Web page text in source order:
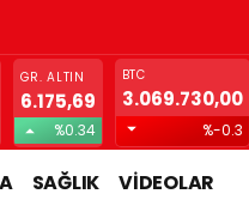
kaybına yol açıyor
GR. ALTIN
6.175,69
%0.34
BTC
3.069.730,00
%-0.3
SAĞLIK VİDEOLAR